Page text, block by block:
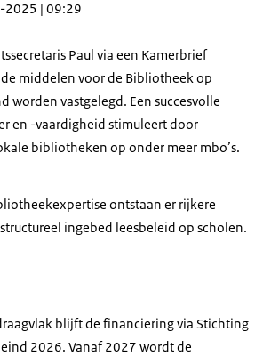
2025 | 09:29
Paul via een Kamerbrief
middelen voor de Bibliotheek op
worden vastgelegd. Een succesvolle
en -vaardigheid stimuleert door
bibliotheken op onder meer mbo’s.
ontstaan er rijkere
ingebed leesbeleid op scholen.
blijft de financiering via Stichting
2026. Vanaf 2027 wordt de